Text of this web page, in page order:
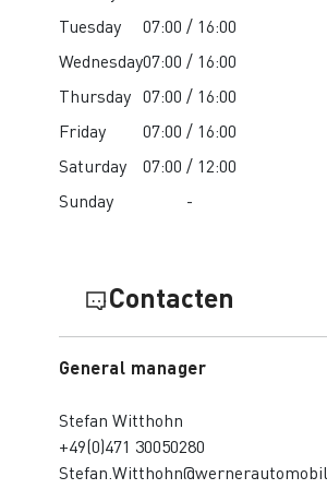
Tuesday
07:00 / 16:00
Wednesday07:00 / 16:00
Thursday 07:00 / 16:00
Friday
07:00 / 16:00
Saturday
07:00 / 12:00
Sunday
-
Contacten
General manager
Stefan Witthohn
+49(0)471 30050280